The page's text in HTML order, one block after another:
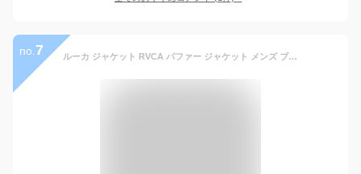
no. 7 ルーカ ジャケット RVCA パファー ジャケット メンズ ブラック 黒 ホワイト 白 PUFFER JACKET BD042782 トップス アウター 長袖 上着 ジップアップ ジャケット カジュアル シンプル ロゴ ストリート アウトドア スケートボード 防寒 軽量